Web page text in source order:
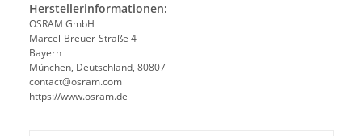
Herstellerinformationen:
OSRAM GmbH
Marcel-Breuer-Straße 4
Bayern
München, Deutschland, 80807
contact@osram.com
https://www.osram.de